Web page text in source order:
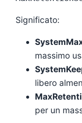
Significato:
massimo
libero
per un